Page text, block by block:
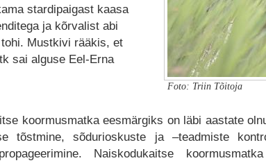
Foto: Triin Tõitoja
stardipaigast kaasa
ja kõrvalist abi
Mustkivi rääkis, et
sai alguse Eel-Erna
koormusmatka eesmärgiks on läbi aastate
tõstmine, sõdurioskuste ja –teadmiste
Naiskodukaitse